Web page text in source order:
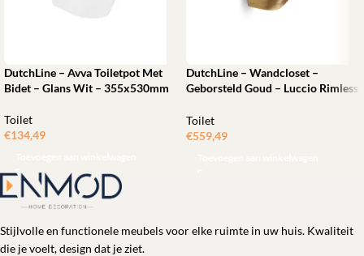
DutchLine – Avva Toiletpot Met
Bidet – Glans Wit – 355x530mm
Toilet
€134,49
DutchLine – Wandcloset –
Geborsteld Goud – Luccio Rimless
Toilet
€559,49
Stijlvolle en functionele meubels voor elke ruimte in uw huis. Kwaliteit
die je voelt, design dat je ziet.